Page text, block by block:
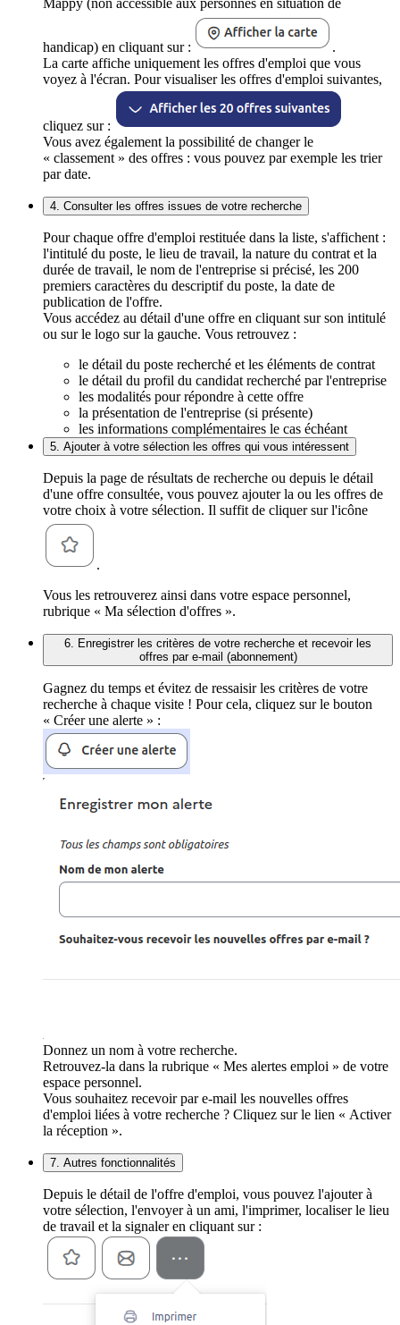
Mappy (non accessible aux personnes en situation de
handicap) en cliquant sur :
.
La carte affiche uniquement les offres d'emploi que vous
voyez à l'écran. Pour visualiser les offres d'emploi suivantes,
cliquez sur :
Vous avez également la possibilité de changer le
« classement » des offres : vous pouvez par exemple les trier
par date.
4. Consulter les offres issues de votre recherche
Pour chaque offre d'emploi restituée dans la liste, s'affichent :
l'intitulé du poste, le lieu de travail, la nature du contrat et la
durée de travail, le nom de l'entreprise si précisé, les 200
premiers caractères du descriptif du poste, la date de
publication de l'offre.
Vous accédez au détail d'une offre en cliquant sur son intitulé
ou sur le logo sur la gauche. Vous retrouvez :
le détail du poste recherché et les éléments de contrat
le détail du profil du candidat recherché par l'entreprise
les modalités pour répondre à cette offre
la présentation de l'entreprise (si présente)
les informations complémentaires le cas échéant
5. Ajouter à votre sélection les offres qui vous intéressent
Depuis la page de résultats de recherche ou depuis le détail
d'une offre consultée, vous pouvez ajouter la ou les offres de
votre choix à votre sélection. Il suffit de cliquer sur l'icône
.
Vous les retrouverez ainsi dans votre espace personnel,
rubrique « Ma sélection d'offres ».
6. Enregistrer les critères de votre recherche et recevoir les
offres par e-mail (abonnement)
Gagnez du temps et évitez de ressaisir les critères de votre
recherche à chaque visite ! Pour cela, cliquez sur le bouton
« Créer une alerte » :
Donnez un nom à votre recherche.
Retrouvez-la dans la rubrique « Mes alertes emploi » de votre
espace personnel.
Vous souhaitez recevoir par e-mail les nouvelles offres
d'emploi liées à votre recherche ? Cliquez sur le lien « Activer
la réception ».
7. Autres fonctionnalités
Depuis le détail de l'offre d'emploi, vous pouvez l'ajouter à
votre sélection, l'envoyer à un ami, l'imprimer, localiser le lieu
de travail et la signaler en cliquant sur :